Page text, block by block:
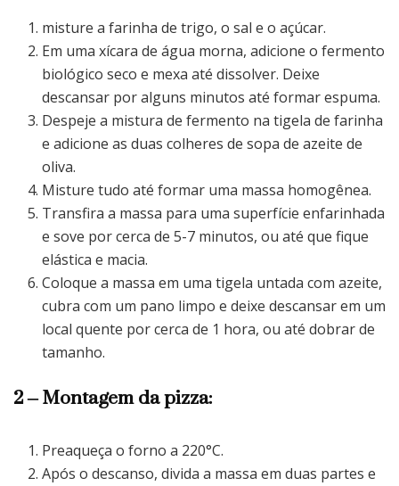
misture a farinha de trigo, o sal e o açúcar.
Em uma xícara de água morna, adicione o fermento
biológico seco e mexa até dissolver. Deixe
descansar por alguns minutos até formar espuma.
Despeje a mistura de fermento na tigela de farinha
e adicione as duas colheres de sopa de azeite de
oliva.
Misture tudo até formar uma massa homogênea.
Transfira a massa para uma superfície enfarinhada
e sove por cerca de 5-7 minutos, ou até que fique
elástica e macia.
Coloque a massa em uma tigela untada com azeite,
cubra com um pano limpo e deixe descansar em um
local quente por cerca de 1 hora, ou até dobrar de
tamanho.
2 – Montagem da pizza:
Preaqueça o forno a 220°C.
Após o descanso, divida a massa em duas partes e